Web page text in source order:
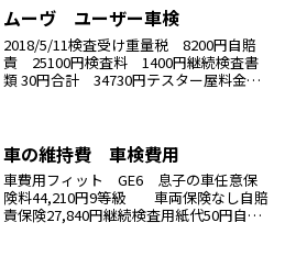
ました。この車検場は新しい車検場で
す。 西に走れば高速料...
ムーヴ ユーザー車検
2018/5/11検査受け重量税 8200円自賠
責 25100円検査料 1400円継続検査書
類 30円合計 34730円テスター屋料金
車の維持費 車検費用
車費用フィット GE6 息子の車任意保
険料44,210円9等級 車両保険なし自賠
責保険27,840円継続検査用紙代50円自動